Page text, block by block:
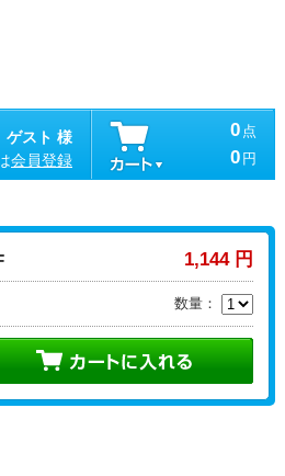
ゲスト 様
会員登録
0 点
0 円
1,144 円
数量：